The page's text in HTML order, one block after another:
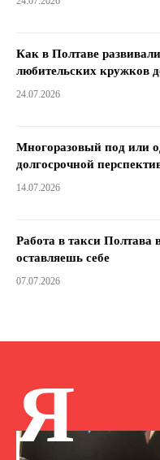
Как в Полтаве
любительских кружков
24.07.2026
Многоразовый под или
долгосрочной
14.07.2026
Работа в такси Полтава
оставляешь себе
07.07.2026
Я